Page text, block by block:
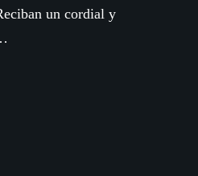
un cordial y